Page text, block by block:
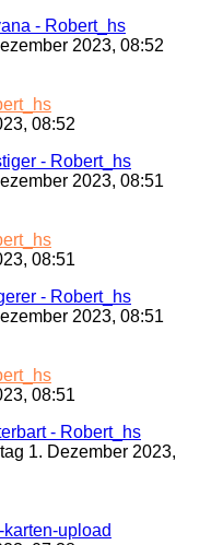
- Robert_hs
2023, 08:52
08:52
- Robert_hs
2023, 08:51
08:51
- Robert_hs
2023, 08:51
08:51
- Robert_hs
1. Dezember 2023,
karten-upload